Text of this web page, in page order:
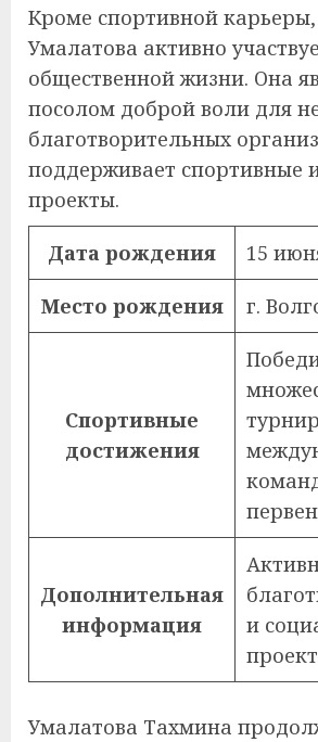
Кроме спортивной
Умалатова активно
общественной жизни. Она
посолом доброй воли для
благотворительных
поддерживает спортивные
проекты.
Дата рождения 15
Место рождения г.
Спортивные
достижения
Дополнительная
информация
и
Умалатова Тахмина